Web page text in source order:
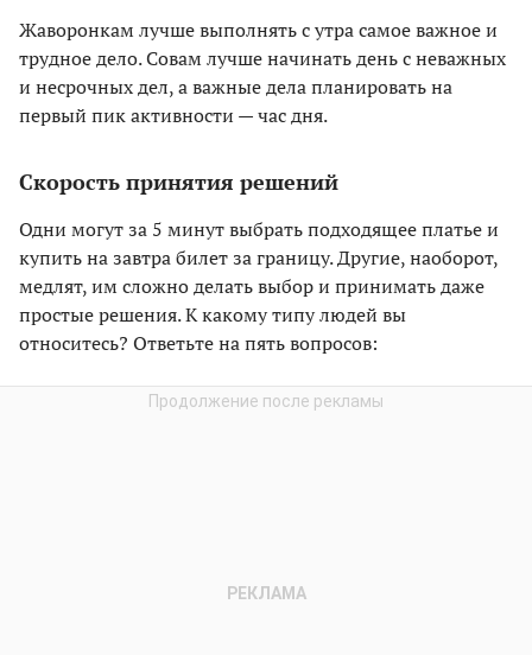
Жаворонкам лучше выполнять с утра самое важное и
трудное дело. Совам лучше начинать день с неважных
и несрочных дел, а важные дела планировать на
первый пик активности — час дня.
Скорость принятия решений
Одни могут за 5 минут выбрать подходящее платье и
купить на завтра билет за границу. Другие, наоборот,
медлят, им сложно делать выбор и принимать даже
простые решения. К какому типу людей вы
относитесь? Ответьте на пять вопросов: